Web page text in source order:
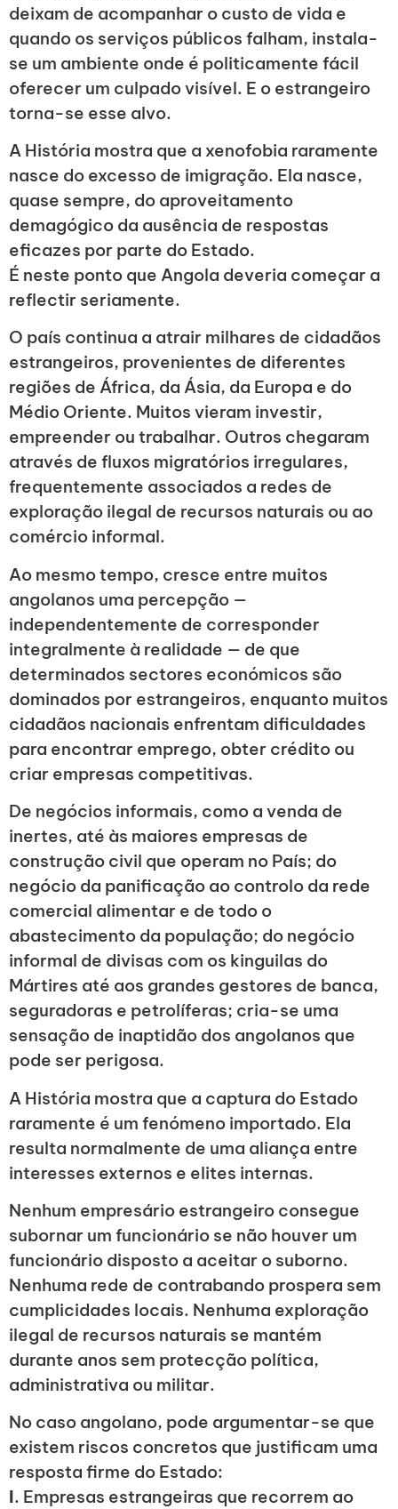
deixam de acompanhar o custo de vida e
quando os serviços públicos falham, instala-
se um ambiente onde é politicamente fácil
oferecer um culpado visível. E o estrangeiro
torna-se esse alvo.
A História mostra que a xenofobia raramente
nasce do excesso de imigração. Ela nasce,
quase sempre, do aproveitamento
demagógico da ausência de respostas
eficazes por parte do Estado.
É neste ponto que Angola deveria começar a
reflectir seriamente.
O país continua a atrair milhares de cidadãos
estrangeiros, provenientes de diferentes
regiões de África, da Ásia, da Europa e do
Médio Oriente. Muitos vieram investir,
empreender ou trabalhar. Outros chegaram
através de fluxos migratórios irregulares,
frequentemente associados a redes de
exploração ilegal de recursos naturais ou ao
comércio informal.
Ao mesmo tempo, cresce entre muitos
angolanos uma percepção —
independentemente de corresponder
integralmente à realidade — de que
determinados sectores económicos são
dominados por estrangeiros, enquanto muitos
cidadãos nacionais enfrentam dificuldades
para encontrar emprego, obter crédito ou
criar empresas competitivas.
De negócios informais, como a venda de
inertes, até às maiores empresas de
construção civil que operam no País; do
negócio da panificação ao controlo da rede
comercial alimentar e de todo o
abastecimento da população; do negócio
informal de divisas com os kinguilas do
Mártires até aos grandes gestores de banca,
seguradoras e petrolíferas; cria-se uma
sensação de inaptidão dos angolanos que
pode ser perigosa.
A História mostra que a captura do Estado
raramente é um fenómeno importado. Ela
resulta normalmente de uma aliança entre
interesses externos e elites internas.
Nenhum empresário estrangeiro consegue
subornar um funcionário se não houver um
funcionário disposto a aceitar o suborno.
Nenhuma rede de contrabando prospera sem
cumplicidades locais. Nenhuma exploração
ilegal de recursos naturais se mantém
durante anos sem protecção política,
administrativa ou militar.
No caso angolano, pode argumentar-se que
existem riscos concretos que justificam uma
resposta firme do Estado:
I. Empresas estrangeiras que recorrem ao